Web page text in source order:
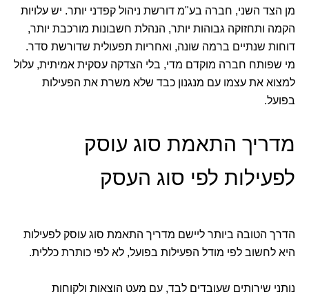
מן הצד השני, חברה בע"מ דורשת ניהול קפדני יותר. יש עלויות
הקמה ותחזוקה גבוהות יותר, הנהלת חשבונות מורכבת יותר,
דוחות שנתיים ברמה שונה, ואחריות תפעולית שדורשת סדר.
מי שפותח חברה מוקדם מדי, בלי הצדקה עסקית אמיתית, עלול
למצוא את עצמו עם מנגנון כבד שלא משרת את הפעילות
בפועל.
מדריך התאמת סוג עוסק
לפעילות לפי סוג העסק
הדרך הטובה ביותר ליישם מדריך התאמת סוג עוסק לפעילות
היא לחשוב לפי מודל הפעילות בפועל, לא לפי כותרת כללית.
נותני שירותים שעובדים לבד, עם מעט הוצאות ולקוחות